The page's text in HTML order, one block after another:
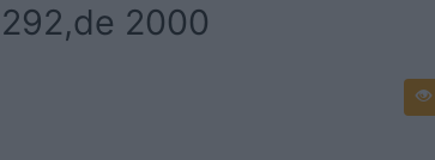
2000